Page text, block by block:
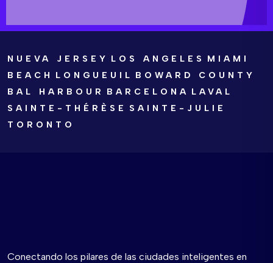
NUEVA JERSEY LOS ANGELES
MIAMI
BEACH
LONGUEUIL BOWARD COUNTY
BAL HARBOUR
BARCELONA LAVAL
SAINTE-THÉRÈSE
SAINTE-JULIE
TORONTO
Conectando los pilares de las ciudades inteligentes en